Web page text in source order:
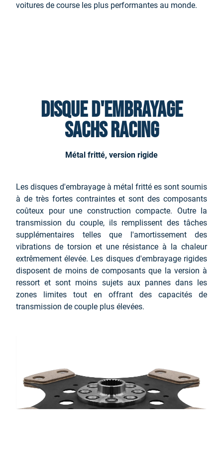
voitures de course les plus performantes au monde.
Disque d'embrayage
SACHS Racing
Métal fritté, version rigide
Les disques d'embrayage à métal fritté es sont soumis
à de très fortes contraintes et sont des composants
coûteux pour une construction compacte. Outre la
transmission du couple, ils remplissent des tâches
supplémentaires telles que l'amortissement des
vibrations de torsion et une résistance à la chaleur
extrêmement élevée. Les disques d'embrayage rigides
disposent de moins de composants que la version à
ressort et sont moins sujets aux pannes dans les
zones limites tout en offrant des capacités de
transmission de couple plus élevées.